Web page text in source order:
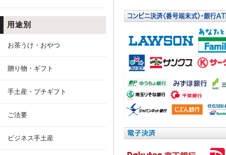
用途別
お茶うけ・おやつ
贈り物・ギフト
手土産・プチギフト
ご法要
ビジネス手土産